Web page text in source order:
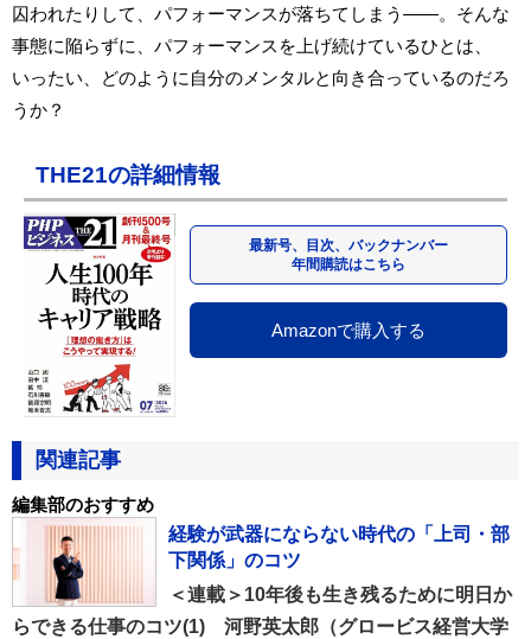
囚われたりして、パフォーマンスが落ちてしまう――。そんな
事態に陥らずに、パフォーマンスを上げ続けているひとは、
いったい、どのように自分のメンタルと向き合っているのだろ
うか？
THE21の詳細情報
最新号、目次、バックナンバー
年間購読はこちら
Amazonで購入する
関連記事
編集部のおすすめ
経験が武器にならない時代の「上司・部
下関係」のコツ
＜連載＞10年後も生き残るために明日か
らできる仕事のコツ(1) 河野英太郎（グロービス経営大学